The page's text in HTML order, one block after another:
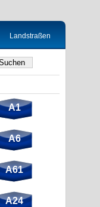
Landstraßen
A1
A6
A61
A24